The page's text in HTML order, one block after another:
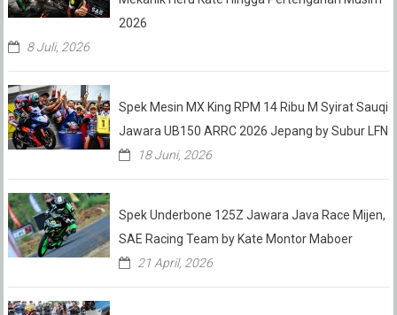
2026
8 Juli, 2026
Spek Mesin MX King RPM 14 Ribu M Syirat Sauqi
Jawara UB150 ARRC 2026 Jepang by Subur LFN
18 Juni, 2026
Spek Underbone 125Z Jawara Java Race Mijen,
SAE Racing Team by Kate Montor Maboer
21 April, 2026